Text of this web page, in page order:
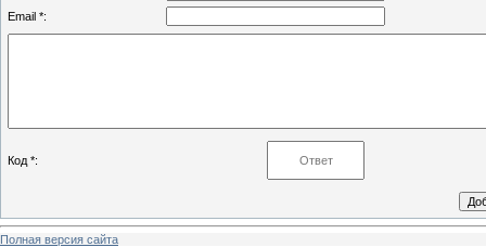
Email *:
Код *:
Полная версия сайта